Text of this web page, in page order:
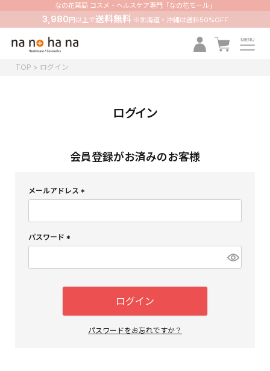
なの花薬局 コスメ・ヘルスケア専門「なの花モール」
3,980 円以上で送料無料※北海道・沖縄は送料50%OFF
TOP ログイン
ログイン
会員登録がお済みのお客様
メールアドレス
パスワード
ログイン
パスワードをお忘れですか？